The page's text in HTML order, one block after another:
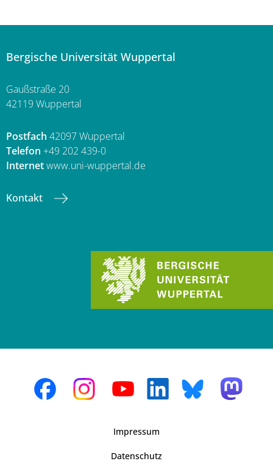
Bergische Universität Wuppertal
Gaußstraße 20
42119 Wuppertal
Postfach 42097 Wuppertal
Telefon +49 202 439-0
Internetwww.uni-wuppertal.de
Kontakt
Impressum
Datenschutz